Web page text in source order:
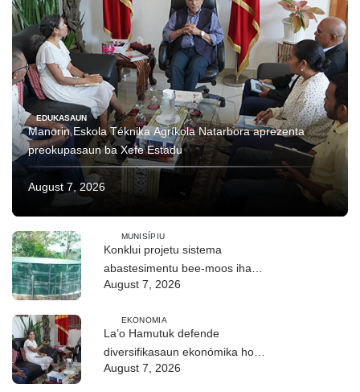
EDUKASAUN
Manorin Eskola Téknika Agríkola Natarbora aprezenta
preokupasaun ba Xefe Estadu
August 7, 2026
MUNISÍPIU
Konklui projetu sistema
abastesimentu bee-moos iha
Lakluta, komunidade hahú asesu
August 7, 2026
EKONOMIA
La’o Hamutuk defende
diversifikasaun ekonómika ho
prioridade ba setór agrikultura
August 7, 2026